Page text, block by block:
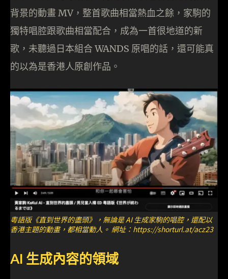
背景的動畫 MV，整首歌曲相當熱血之餘，家駒的
獨特唱腔跟歌曲相當配合，成為一首很地道的新
歌，未聽過日本組合 WANDS 原唱的話，還可能真
的以為是香港人原創作品。
粵語版《直到世界的盡頭》，無論是 AI 生成家駒的唱腔，還配以
香港主題的動畫，都相當動人。 網址： https://shorturl.at/acz23
AI 生成內容的領域